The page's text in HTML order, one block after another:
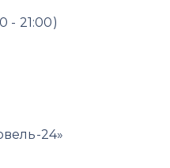
- 21:00)
24»